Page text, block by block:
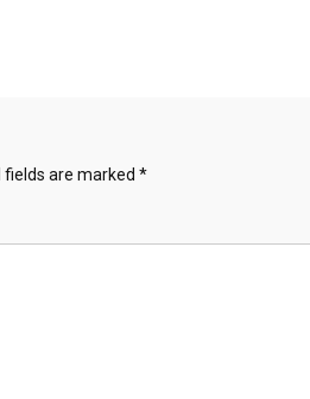
fields are marked *